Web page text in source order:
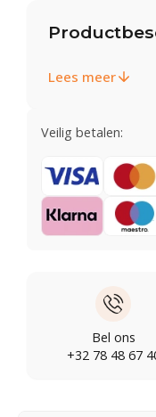
Lees meer
Veilig betalen:
Bel ons
+32 78 48 67